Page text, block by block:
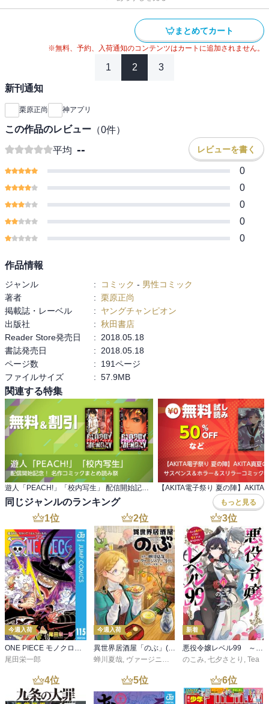
まとめてカート
※無料、予約、入荷通知のコンテンツはカートに追加されません。
1 2 3
新刊通知
栗原正尚 神アプリ
この作品のレビュー （0件）
平均 -- レビューを書く
0
0
0
0
0
作品情報
ジャンル : コミック - 男性コミック
著者
: 栗原正尚
掲載誌・レーベル
:
ヤングチャンピオン
出版社
: 秋田書店
Reader Store発売日
:
2018.05.18
書誌発売日
:
2018.05.18
ページ数
:
191ページ
ファイルサイズ
: 57.9MB
関連する特集
遊人「PEACH!」「校内写生」 配信開始記念！ 名作コミックまとめ読み祭
同じジャンルのランキング もっと見る
1位
今週入荷
ONE PIECE モノクロ版 115
尾田栄一郎
2位
今週入荷
異世界居酒屋「のぶ」(22)
蝉川夏哉, ヴァージニア二等兵 ,転
3位
新着
悪役令嬢レベル99 ～私は裏ボスですが魔王ではありません～ その６
のこみ, 七夕さとり , Tea
4位 5位 6位